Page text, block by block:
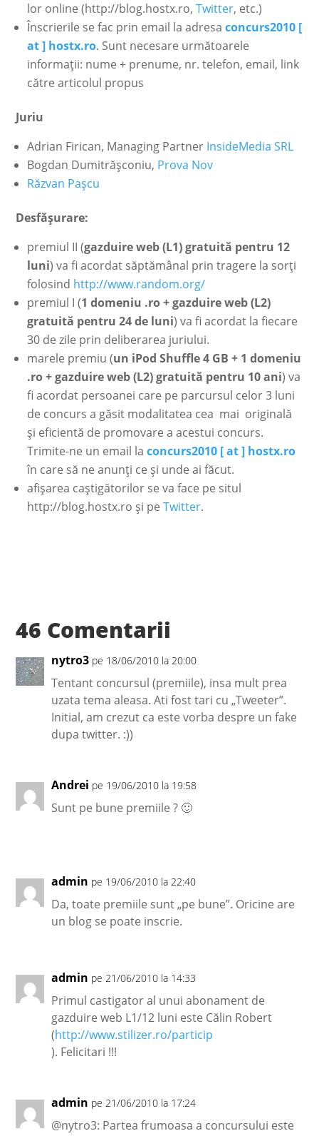
lor online (http://blog.hostx.ro,Twitter, etc.)
Înscrierile se fac prin email la adresaconcurs2010 [
at ] hostx.ro. Sunt necesare următoarele
informaţii: nume + prenume, nr. telefon, email, link
către articolul propus
Juriu
Adrian Firican, Managing Partner InsideMedia SRL
Bogdan Dumitrăşconiu, Prova Nov
Răzvan Paşcu
Desfăşurare:
premiul II (gazduire web (L1) gratuită pentru 12
luni) va fi acordat săptămânal prin tragere la sorţi
folosind http://www.random.org/
premiul I (1 domeniu .ro + gazduire web (L2)
gratuită pentru 24 de luni) va fi acordat la fiecare
30 de zile prin deliberarea juriului.
marele premiu (un iPod Shuffle 4 GB + 1 domeniu
.ro + gazduire web (L2) gratuită pentru 10 ani) va
fi acordat persoanei care pe parcursul celor 3 luni
de concurs a găsit modalitatea cea mai originală
şi eficientă de promovare a acestui concurs.
Trimite-ne un email laconcurs2010 [ at ] hostx.ro
în care să ne anunţi ce şi unde ai făcut.
afişarea caştigătorilor se va face pe situl
http://blog.hostx.ro şi peTwitter.
46 Comentarii
nytro3 pe 18/06/2010 la 20:00
Tentant concursul (premiile), insa mult prea
uzata tema aleasa. Ati fost tari cu „Tweeter”.
Initial, am crezut ca este vorba despre un fake
dupa twitter. :))
Andrei pe 19/06/2010 la 19:58
Sunt pe bune premiile ? 🙂
admin pe 19/06/2010 la 22:40
Da, toate premiile sunt „pe bune”. Oricine are
un blog se poate inscrie.
admin pe 21/06/2010 la 14:33
Primul castigator al unui abonament de
gazduire web L1/12 luni este Călin Robert
(http://www.stilizer.ro/particip
). Felicitari !!!
admin pe 21/06/2010 la 17:24
@nytro3: Partea frumoasa a concursului este